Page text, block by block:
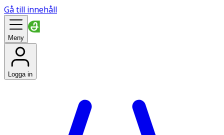
Gå till innehåll
Meny
Logga in